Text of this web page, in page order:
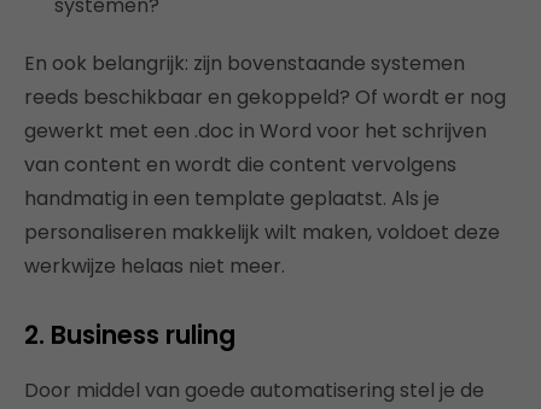
En ook belangrijk: zijn bovenstaande systemen
reeds beschikbaar en gekoppeld? Of wordt er nog
gewerkt met een .doc in Word voor het schrijven
van content en wordt die content vervolgens
handmatig in een template geplaatst. Als je
personaliseren makkelijk wilt maken, voldoet deze
werkwijze helaas niet meer.
2. Business ruling
Door middel van goede automatisering stel je de